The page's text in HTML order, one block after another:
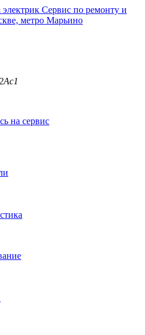
Сервис по ремонту и
метро Марьино
на сервис